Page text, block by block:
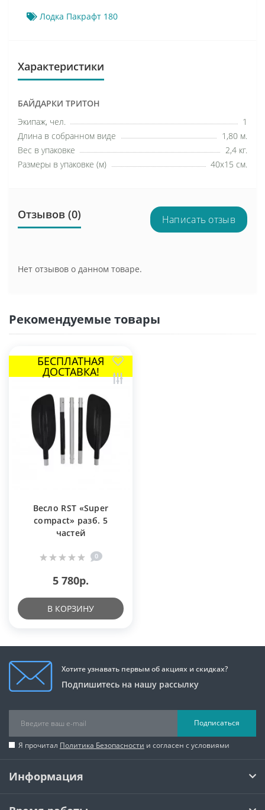
Лодка Пакрафт 180
Характеристики
БАЙДАРКИ ТРИТОН
Экипаж, чел.
1
Длина в собранном виде
1,80 м.
Вес в упаковке
2,4 кг.
Размеры в упаковке (м)
40х15 см.
Отзывов (0) Написать отзыв
Нет отзывов о данном товаре.
Рекомендуемые товары
БЕСПЛАТНАЯ
ДОСТАВКА!
Весло RST «Super
compact» разб. 5
частей
0
5 780р.
В КОРЗИНУ
Хотите узнавать первым об акциях и скидках?
Подпишитесь на нашу рассылку
Подписаться
Я прочитал Политика Безопасности и согласен с условиями
Информация